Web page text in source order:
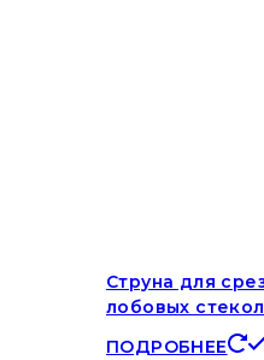
Струна для
лобовых
ПОДРОБНЕЕ